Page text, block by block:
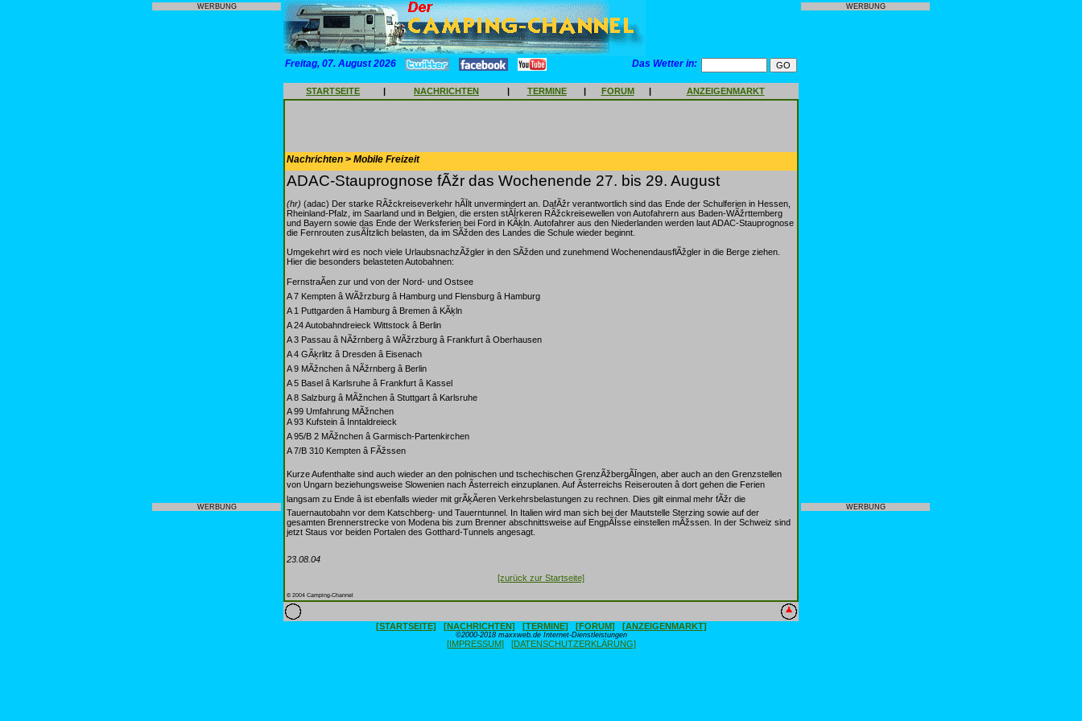
WERBUNG
WERBUNG
Freitag, 07. August 2026 Das Wetter in:
STARTSEITE | NACHRICHTEN | TERMINE | FORUM | ANZEIGENMARKT
Nachrichten > Mobile Freizeit
ADAC-Stauprognose fÃžr das Wochenende 27. bis 29. August
(hr) (adac) Der starke RÃžckreiseverkehr hÃĪlt unvermindert an. DafÃžr verantwortlich sind das Ende der Schulferien in Hessen,
Rheinland-Pfalz, im Saarland und in Belgien, die ersten stÃĪrkeren RÃžckreisewellen von Autofahrern aus Baden-WÃžrttemberg
und Bayern sowie das Ende der Werksferien bei Ford in KÃķln. Autofahrer aus den Niederlanden werden laut ADAC-Stauprognose
die Fernrouten zusÃĪtzlich belasten, da im SÃžden des Landes die Schule wieder beginnt.
Umgekehrt wird es noch viele UrlaubsnachzÃžgler in den SÃžden und zunehmend WochenendausflÃžgler in die Berge ziehen.
Hier die besonders belasteten Autobahnen:
FernstraÃen zur und von der Nord- und Ostsee
A 7 Kempten â WÃžrzburg â Hamburg und Flensburg â Hamburg
A 1 Puttgarden â Hamburg â Bremen â KÃķln
A 24 Autobahndreieck Wittstock â Berlin
A 3 Passau â NÃžrnberg â WÃžrzburg â Frankfurt â Oberhausen
A 4 GÃķrlitz â Dresden â Eisenach
A 9 MÃžnchen â NÃžrnberg â Berlin
A 5 Basel â Karlsruhe â Frankfurt â Kassel
A 8 Salzburg â MÃžnchen â Stuttgart â Karlsruhe
A 99 Umfahrung MÃžnchen
A 93 Kufstein â Inntaldreieck
A 95/B 2 MÃžnchen â Garmisch-Partenkirchen
A 7/B 310 Kempten â FÃžssen
Kurze Aufenthalte sind auch wieder an den polnischen und tschechischen GrenzÃžbergÃĪngen, aber auch an den Grenzstellen
von Ungarn beziehungsweise Slowenien nach Ãsterreich einzuplanen. Auf Ãsterreichs Reiserouten â dort gehen die Ferien
langsam zu Ende â ist ebenfalls wieder mit grÃķÃeren Verkehrsbelastungen zu rechnen. Dies gilt einmal mehr fÃžr die
Tauernautobahn vor dem Katschberg- und Tauerntunnel. In Italien wird man sich bei der Mautstelle Sterzing sowie auf der
gesamten Brennerstrecke von Modena bis zum Brenner abschnittsweise auf EngpÃĪsse einstellen mÃžssen. In der Schweiz sind
jetzt Staus vor beiden Portalen des Gotthard-Tunnels angesagt.
23.08.04
[zurück zur Startseite]
© 2004 Camping-Channel
[STARTSEITE] [NACHRICHTEN] [TERMINE] [FORUM] [ANZEIGENMARKT]
©2000-2018 maxxweb.de Internet-Dienstleistungen
[IMPRESSUM] [DATENSCHUTZERKLÄRUNG]
WERBUNG
WERBUNG